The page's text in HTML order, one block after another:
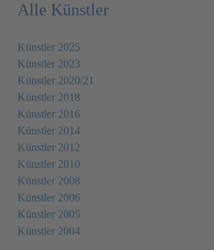
Alle Künstler
Künstler 2025
Künstler 2023
Künstler 2020/21
Künstler 2018
Künstler 2016
Künstler 2014
Künstler 2012
Künstler 2010
Künstler 2008
Künstler 2006
Künstler 2005
Künstler 2004